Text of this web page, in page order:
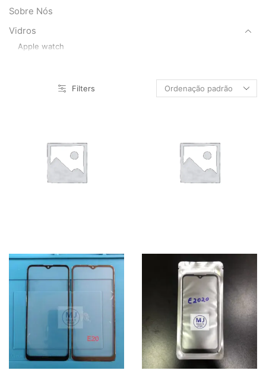
Filters
Sobre Nós
Vidros
Apple watch
TABLET SM
XM/REDM